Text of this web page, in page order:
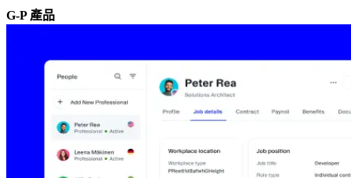
G-P 產品​​